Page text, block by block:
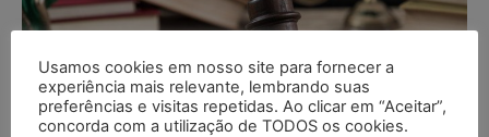
Usamos cookies em nosso site para fornecer a
experiência mais relevante, lembrando suas
preferências e visitas repetidas. Ao clicar em “Aceitar”,
concorda com a utilização de TODOS os cookies.